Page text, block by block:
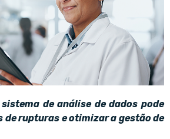
de análise de dados pode
de rupturas e otimizar a gestão de